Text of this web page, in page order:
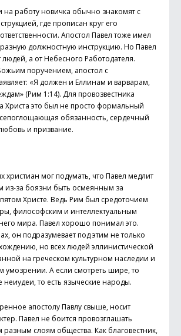
на работу новичка обычно знакомят с
где прописан круг его
Апостол Павел тоже имел
должностную инструкцию. Но Павел
а от Небесного Работодателя.
поручением, апостол с
«Я должен и Еллинам и варварам,
(Рим 1:14). Для провозвестника
Христа это был не просто формальный
обязанность, сердечный
и призвание.
христиан мог подумать, что Павел медлит
из-за боязни быть осмеянным за
Христе. Ведь Рим был средоточием
философским и интеллектуальным
мира. Павел хорошо понимал это.
он подразумевает под этим не только
но всех людей эллинистической
на греческом культурном наследии и
умозрении. А если смотреть шире, то
неиудеи, то есть языческие народы.
апостолу Павлу свыше, носит
Павел не боится провозглашать
разным слоям общества. Как благовестник,